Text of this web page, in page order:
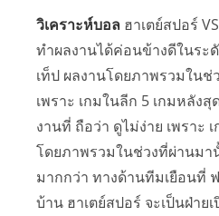
วิเคราะห์บอล ฮาเตย์สปอร์
ทำผลงานได้ค่อนข้างดีในระ
เท็ป ผลงานโดยภาพรวมใน
เพราะ เกมในลีก 5 เกมหลัง
งานที่ ถือว่า ดูไม่ง่าย เพราะ
โดยภาพรวมในช่วงที่ผ่านมา
มากกว่า ทางด้านทีมเยือนที่
บ้าน ฮาเตย์สปอร์ จะเป็นฝ่าย